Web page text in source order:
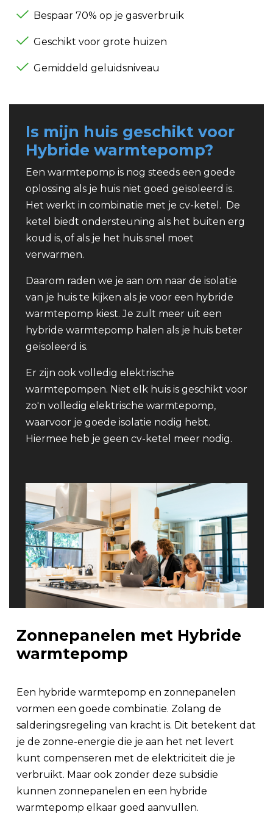
Bespaar 70% op je gasverbruik
Geschikt voor grote huizen
Gemiddeld geluidsniveau
Is mijn huis geschikt voor
Hybride warmtepomp?
Een warmtepomp is nog steeds een goede
oplossing als je huis niet goed geïsoleerd is.
Het werkt in combinatie met je cv-ketel. De
ketel biedt ondersteuning als het buiten erg
koud is, of als je het huis snel moet
verwarmen.
Daarom raden we je aan om naar de isolatie
van je huis te kijken als je voor een hybride
warmtepomp kiest. Je zult meer uit een
hybride warmtepomp halen als je huis beter
geïsoleerd is.
Er zijn ook volledig elektrische
warmtepompen. Niet elk huis is geschikt voor
zo'n volledig elektrische warmtepomp,
waarvoor je goede isolatie nodig hebt.
Hiermee heb je geen cv-ketel meer nodig.
Zonnepanelen met Hybride
warmtepomp
Een hybride warmtepomp en zonnepanelen
vormen een goede combinatie. Zolang de
salderingsregeling van kracht is. Dit betekent dat
je de zonne-energie die je aan het net levert
kunt compenseren met de elektriciteit die je
verbruikt. Maar ook zonder deze subsidie
kunnen zonnepanelen en een hybride
warmtepomp elkaar goed aanvullen.